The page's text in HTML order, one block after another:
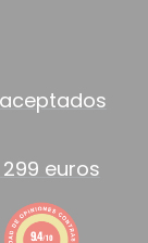
euros
9.4/10